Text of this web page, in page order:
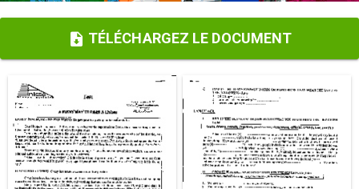
TÉLÉCHARGEZ LE DOCUMENT